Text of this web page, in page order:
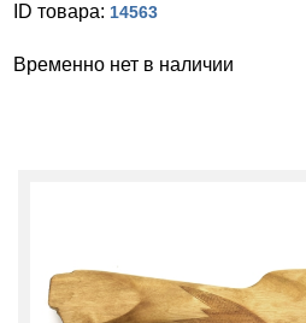
ID товара: 14563
Временно нет в наличии